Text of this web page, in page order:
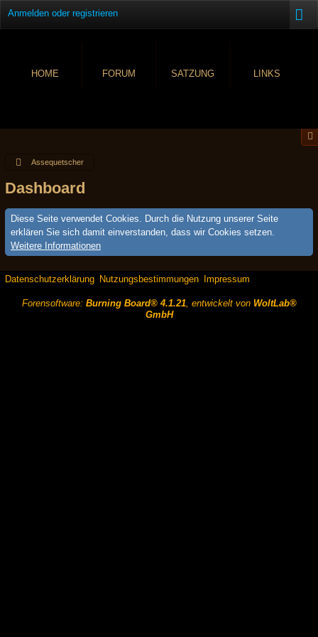
Anmelden oder registrieren
HOME FORUM SATZUNG LINKS
Assequetscher
Dashboard
Diese Seite verwendet Cookies. Durch die Nutzung unserer Seite
erklären Sie sich damit einverstanden, dass wir Cookies setzen.
Weitere Informationen
Datenschutzerklärung Nutzungsbestimmungen Impressum
Forensoftware: Burning Board® 4.1.21, entwickelt von WoltLab®
GmbH